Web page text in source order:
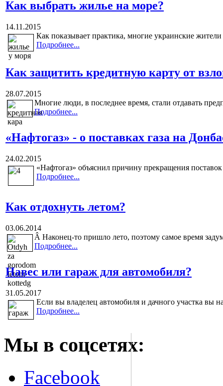
Как выбрать жилье на море?
14.11.2015
Как показывает практика, многие украинские
Подробнее...
Как защитить кредитную карту от
28.07.2015
Многие люди, в последнее время, стали отдавать
Подробнее...
«Нафтогаз» - о поставках газа на
24.02.2015
«Нафтогаз» объяснил причину прекращения
Подробнее...
Как отдохнуть летом?
03.06.2014
Â Наконец-то пришло лето, поэтому самое время
Подробнее...
Навес или гараж для автомобиля?
31.05.2017
Если вы владелец автомобиля и дачного участка вы
Подробнее...
Мы в соцсетях:
Facebook